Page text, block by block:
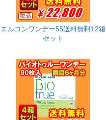
エルコンワンデー55送料無料12箱
セット